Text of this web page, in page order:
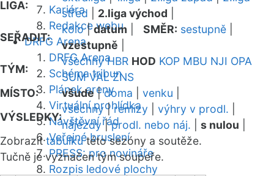
Kariéra
Redakce webu
DRFG Arena
DRFG Arena
Schéma tribun
Plánek areny
Virtuální prohlídka
Návštěvní řád
Veřejné bruslení
PRESS: pro novináře
Rozpis ledové plochy
LIGA:
střed
2.liga východ
SEŘADIT:
kolo|datum SMĚR: sestupně
vzestupně
TÝM:
všechny HBR HOD KOP MBU NJI OPA
SUM VAL ZNS
MÍSTO:
všude|doma venku
VÝSLEDKY:
všechny|remízy výhry v prodl.
nájezdy|prodl. nebo náj. s nulou
Zobrazittabulkutéto sezóny a soutěže.
Tučně je vyznačen tým soupeře.